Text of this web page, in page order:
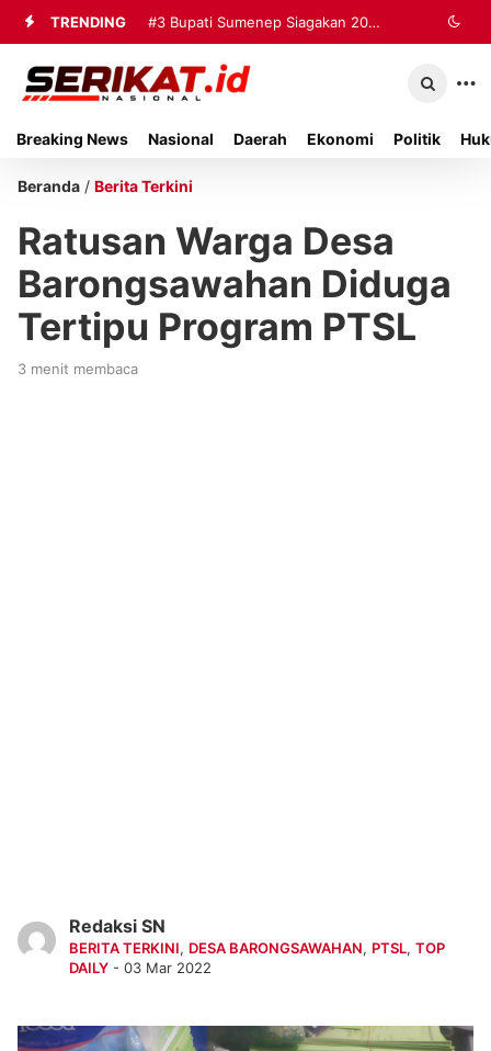
TRENDING #3 Bupati Sumenep Siagakan 20
Ambulans dan Tiga Rumah Sakit
Breaking News Nasional Daerah Ekonomi Politik
Beranda / Berita Terkini
Ratusan Warga Desa
Barongsawahan Diduga
Tertipu Program PTSL
3 menit membaca
Redaksi SN
BERITA TERKINI, DESA BARONGSAWAHAN, PTSL, TOP
DAILY- 03 Mar 2022